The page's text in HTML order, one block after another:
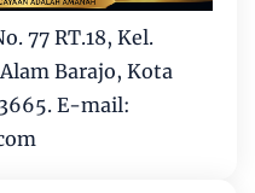
77 RT.18, Kel.
Barajo, Kota
E-mail: